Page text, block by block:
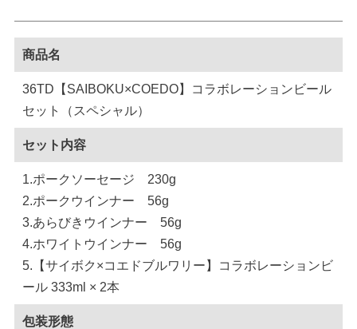
商品名
36TD【SAIBOKU×COEDO】コラボレーションビール
セット（スペシャル）
セット内容
1.ポークソーセージ 230g
2.ポークウインナー 56g
3.あらびきウインナー 56g
4.ホワイトウインナー 56g
5.【サイボク×コエドブルワリー】コラボレーションビ
ール 333ml × 2本
包装形態